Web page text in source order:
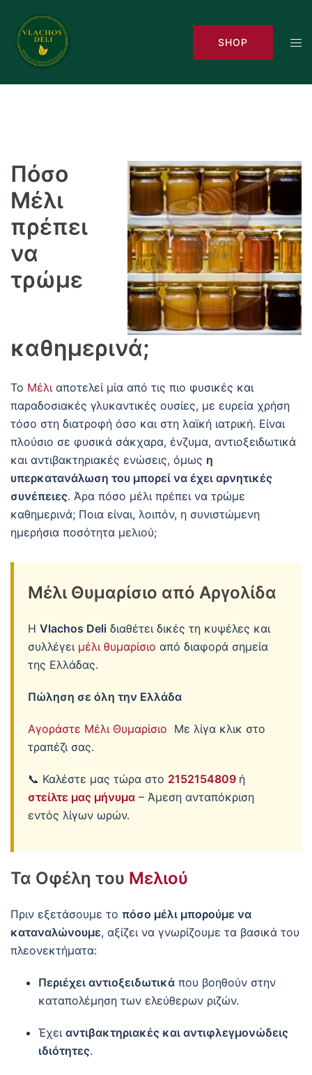
content
SHOP
Πόσο
Μέλι
πρέπει
να
τρώμε
καθημερινά;
Το Μέλιαποτελεί μία από τις πιο φυσικές και
παραδοσιακές γλυκαντικές ουσίες, με ευρεία χρήση
τόσο στη διατροφή όσο και στη λαϊκή ιατρική. Είναι
πλούσιο σε φυσικά σάκχαρα, ένζυμα, αντιοξειδωτικά
και αντιβακτηριακές ενώσεις, όμως η
υπερκατανάλωση του μπορεί να έχει αρνητικές
συνέπειες. Άρα πόσο μέλι πρέπει να τρώμε
καθημερινά; Ποια είναι, λοιπόν, η συνιστώμενη
ημερήσια ποσότητα μελιού;
Μέλι Θυμαρίσιο από Αργολίδα
Η Vlachos Deli διαθέτει δικές τη κυψέλες και
συλλέγει μέλι θυμαρίσιο από διαφορά σημεία
της Ελλάδας.
Πώληση σε όλη την Ελλάδα
Αγοράστε Μέλι Θυμαρίσιο Με λίγα κλικ στο
τραπέζι σας.
📞 Καλέστε μας τώρα στο 2152154809 ή
στείλτε μας μήνυμα – Άμεση ανταπόκριση
εντός λίγων ωρών.
Τα Οφέλη του Μελιού
Πριν εξετάσουμε το πόσο μέλι μπορούμε να
καταναλώνουμε, αξίζει να γνωρίζουμε τα βασικά του
πλεονεκτήματα:
Περιέχει αντιοξειδωτικά που βοηθούν στην
καταπολέμηση των ελεύθερων ριζών.
Έχει αντιβακτηριακές και αντιφλεγμονώδεις
ιδιότητες.